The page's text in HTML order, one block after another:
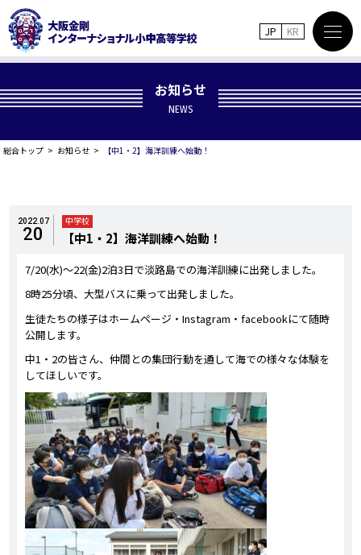
お知らせ
NEWS
総合トップ お知らせ 【中1・2】海洋訓練へ始動！
JP KR
2022.07
20
中学校
【中1・2】海洋訓練へ始動！
7/20(水)～22(金)2泊3日で淡路島での海洋訓練に出発しました。
8時25分頃、大型バスに乗って出発しました。
生徒たちの様子はホームページ・Instagram・facebookにて随時
公開します。
中1・2の皆さん、仲間との集団行動を通して海での様々な体験を
してほしいです。